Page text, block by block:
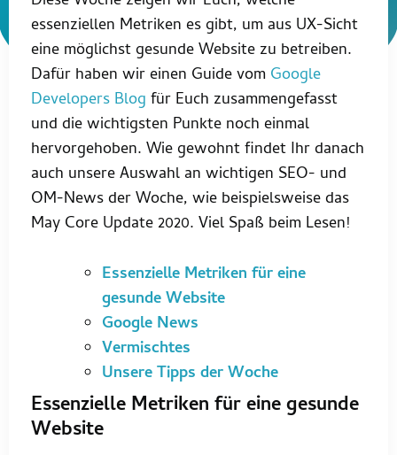
essenziellen Metriken es gibt, um aus UX-Sicht
eine möglichst gesunde Website zu betreiben.
Dafür haben wir einen Guide vom Google
Developers Blog für Euch zusammengefasst
und die wichtigsten Punkte noch einmal
hervorgehoben. Wie gewohnt findet Ihr danach
auch unsere Auswahl an wichtigen SEO- und
OM-News der Woche, wie beispielsweise das
May Core Update 2020. Viel Spaß beim Lesen!
Essenzielle Metriken für eine
gesunde Website
Google News
Vermischtes
Unsere Tipps der Woche
Essenzielle Metriken für eine gesunde
Website